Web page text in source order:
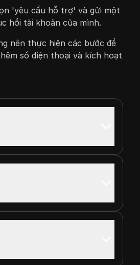
'yêu cầu hỗ trợ' và gửi một
hồi tài khoản của mình.
nên thực hiện các bước để
số điện thoại và kích hoạt